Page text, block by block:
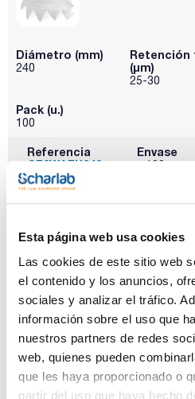
Esta página web usa cookies
Las cookies de este sitio web
el contenido y los anuncios,
sociales y analizar el tráfico.
información sobre el uso que
nuestros partners de redes
web, quienes pueden
que les haya proporcionado o
partir del uso que haya hecho
Diámetro (mm)
240
Retención
(µm)
25-30
Pack (u.)
100
Referencia
CF2WAFH240
Envase
x 100u
Disponibilidad
Ver stock
Grado WAMH, 85 g/m2,
endurecido. SCHARLAU
Diámetro (mm)
47
Retención
(µm)